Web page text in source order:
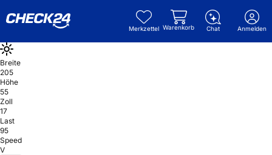
Merkzettel Warenkorb Chat Anmelden
Breite
205
Höhe
55
Zoll
17
Last
95
Speed
V